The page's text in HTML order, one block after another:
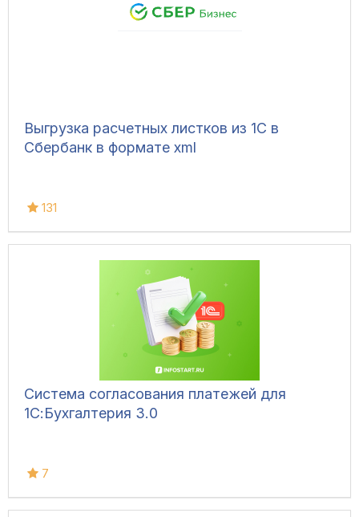
Выгрузка расчетных листков из 1С в
Сбербанк в формате xml
131
Система согласования платежей для
1С:Бухгалтерия 3.0
7